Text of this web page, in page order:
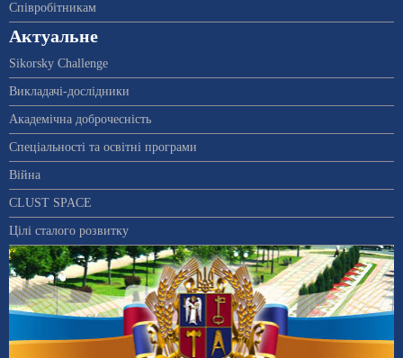
Співробітникам
Актуальне
Sikorsky Challenge
Викладачі-дослідники
Академічна доброчесність
Спеціальності та освітні програми
Війна
CLUST SPACE
Цілі сталого розвитку